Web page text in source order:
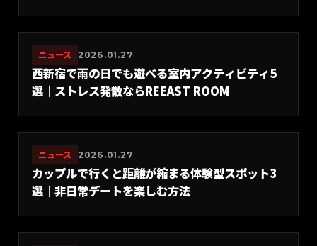
ニュース 2026.01.27
西新宿で雨の日でも遊べる室内アクティビティ5
選｜ストレス発散ならREEAST ROOM
ニュース 2026.01.27
カップルで行くと距離が縮まる体験型スポット3
選｜非日常デートを楽しむ方法